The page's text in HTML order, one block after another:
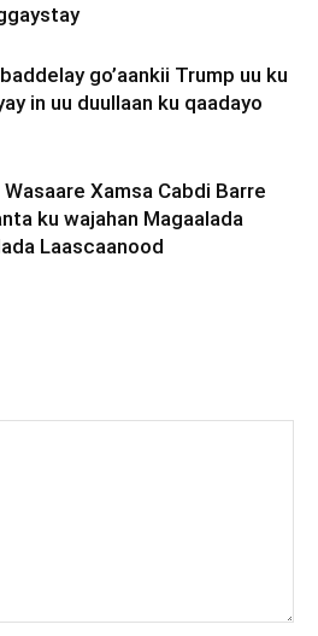
go’aankii Trump uu ku
in uu duullaan ku qaadayo
Wasaare Xamsa Cabdi Barre
ku wajahan Magaalada
Laascaanood